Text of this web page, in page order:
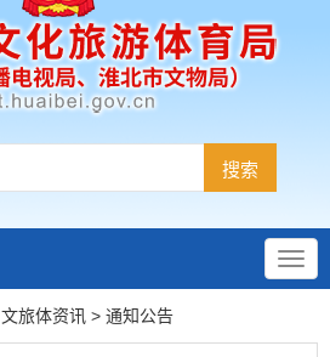
文旅体资讯 > 通知公告